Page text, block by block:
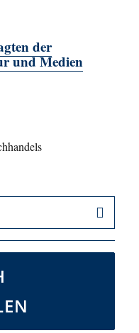
der
und Medien